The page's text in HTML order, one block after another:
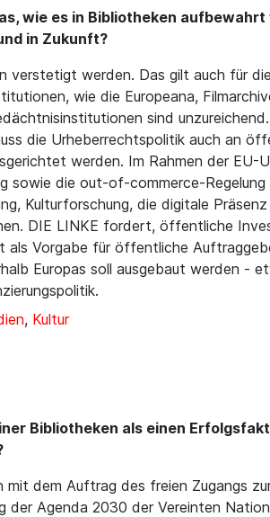
wie es in Bibliotheken
in Zukunft?
verstetigt werden. Das gilt auch für
wie die Europeana,
sind
die Urheberrechtspolitik auch an
werden. Im Rahmen der
sowie die out-of-commerce-
Kulturforschung, die digitale
DIE LINKE fordert, öffentliche
Vorgabe für öffentliche
Europas soll ausgebaut werden -
, Kultur
Bibliotheken als einen
dem Auftrag des freien Zugangs
Agenda 2030 der Vereinten